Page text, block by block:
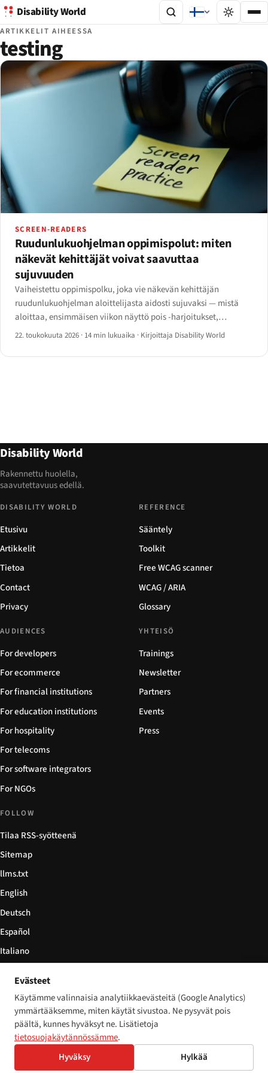
Disability World
ARTIKKELIT AIHEESSA
testing
SCREEN-READERS
Ruudunlukuohjelman oppimispolut: miten
näkevät kehittäjät voivat saavuttaa
sujuvuuden
Vaiheistettu oppimispolku, joka vie näkevän kehittäjän
ruudunlukuohjelman aloittelijasta aidosti sujuvaksi — mistä
aloittaa, ensimmäisen viikon näyttö pois -harjoitukset,
kehittäjäpikanäppäimet joita lähes kukaan ei opeta, ja
22. toukokuuta 2026 · 14 min lukuaika · Kirjoittaja Disability World
Disability World
Rakennettu huolella,
saavutettavuus edellä.
DISABILITY WORLD
Etusivu
Artikkelit
Tietoa
Contact
Privacy
REFERENCE
Sääntely
Toolkit
Free WCAG scanner
WCAG / ARIA
Glossary
AUDIENCES
For developers
For ecommerce
For financial institutions
For education institutions
For hospitality
For telecoms
For software integrators
For NGOs
YHTEISÖ
Trainings
Newsletter
Partners
Events
Press
FOLLOW
Tilaa RSS-syötteenä
Sitemap
llms.txt
English
Deutsch
Español
Italiano
© 2026 Disability World. Kaikki oikeudet pidätetään. Cookie settings
DeutschEspañol PolskiFrançais
Evästeet
Käytämme valinnaisia analytiikkaevästeitä (Google Analytics)
ymmärtääksemme, miten käytät sivustoa. Ne pysyvät pois
päältä, kunnes hyväksyt ne. Lisätietoja
tietosuojakäytännössämme.
Hyväksy
Hylkää